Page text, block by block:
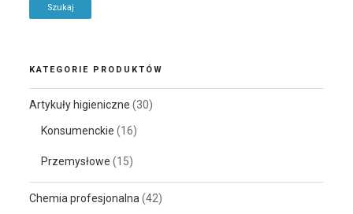
KATEGORIE PRODUKTÓW
Artykuły higieniczne (30)
Konsumenckie (16)
Przemysłowe (15)
Chemia profesjonalna (42)